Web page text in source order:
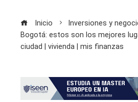
Inicio
Inversiones y
Bogotá: estos son los mejores
ciudad | vivienda | mis finanzas